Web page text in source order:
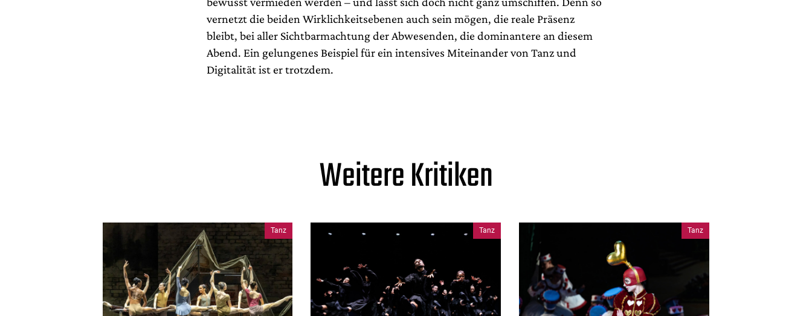
vernetzt die beiden Wirklichkeitsebenen auch sein mögen, die reale Präsenz
bleibt, bei aller Sichtbarmachtung der Abwesenden, die dominantere an diesem
Abend. Ein gelungenes Beispiel für ein intensives Miteinander von Tanz und
Digitalität ist er trotzdem.
Weitere Kritiken
Tanz Tanz Tanz